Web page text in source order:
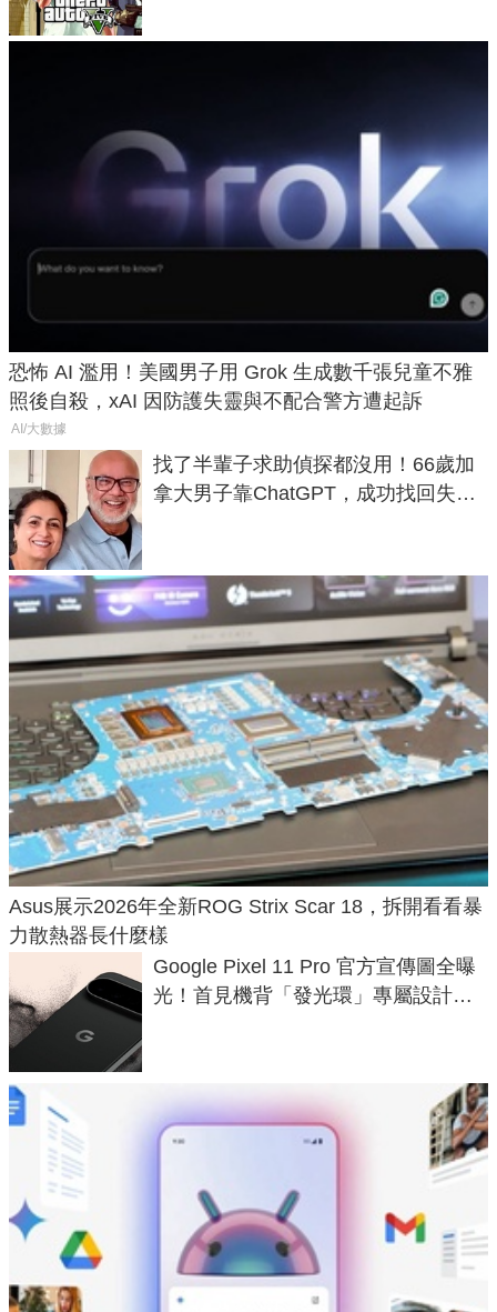
恐怖 AI 濫用！美國男子用 Grok 生成數千張兒童不雅
照後自殺，xAI 因防護失靈與不配合警方遭起訴
AI/大數據
找了半輩子求助偵探都沒用！66歲加
拿大男子靠ChatGPT，成功找回失散
Asus展示2026年全新ROG Strix Scar 18，拆開看看暴
力散熱器長什麼樣
Google Pixel 11 Pro 官方宣傳圖全曝
光！首見機背「發光環」專屬設計、